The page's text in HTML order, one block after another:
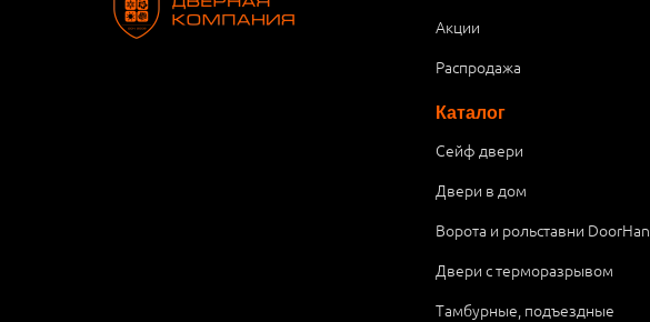
Акции
Распродажа
Каталог
Сейф двери
Двери в дом
Ворота и рольставни DoorHan
Двери с терморазрывом
Тамбурные, подъездные